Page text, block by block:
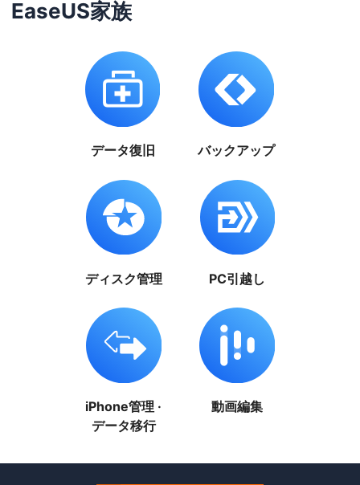
EaseUS家族
データ復旧 バックアップ
ディスク管理 PC引越し
iPhone管理 ·
データ移行
動画編集